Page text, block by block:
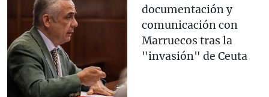
documentación y
comunicación con
Marruecos tras la
"invasión" de Ceuta